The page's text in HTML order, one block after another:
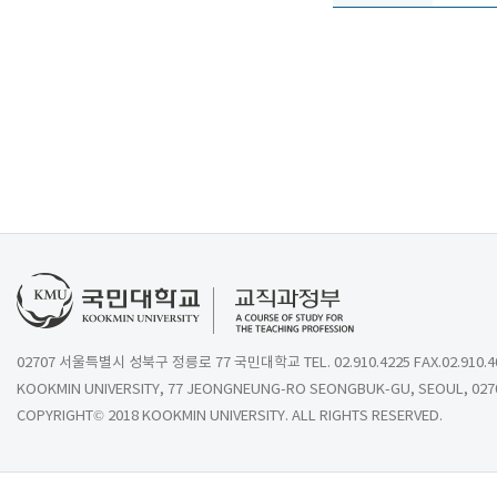
02707 서울특별시 성북구 정릉로 77 국민대학교 TEL. 02.910.4225
KOOKMIN UNIVERSITY, 77 JEONGNEUNG-RO SEONGBUK-GU, SEOUL,
COPYRIGHT© 2018 KOOKMIN UNIVERSITY. ALL RIGHTS RESERVED.